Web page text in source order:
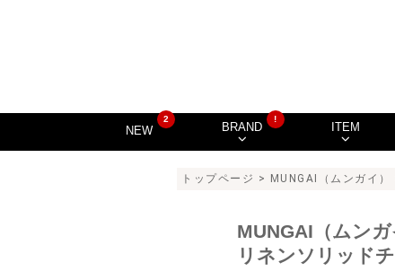
NEW
2
BRAND
!
ITEM
トップページ > MUNGAI（ムンガイ）